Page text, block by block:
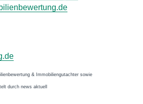
& Immobiliengutachter sowie
durch news aktuell